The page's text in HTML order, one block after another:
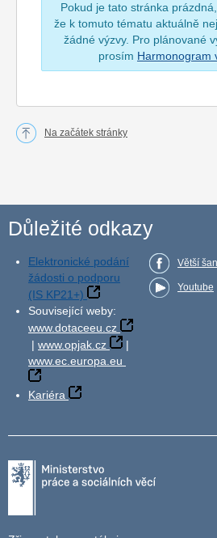
Pokud je tato stránka
že k tomuto tématu aktuálně
žádné výzvy. Pro plánované
prosím Harmonogram
Na začátek stránky
Důležité odkazy
Elektronické podání
žádosti o podporu
(IS KP21+)
Související weby:
www.dotaceeu.cz
| www.opjak.cz
|
www.ec.europa.eu
Kariéra
Větší
Youtube